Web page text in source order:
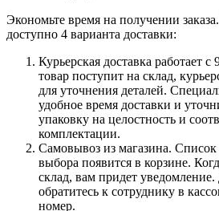
Экономьте время на получении
доступно 4 варианта доставки:
Курьерская доставка работает с
товар поступит на склад,
для уточнения деталей.
удобное время доставки и
упаковку на целостность и
комплектации.
Самовывоз из магазина. Список
выбора появится в корзине.
склад, вам придет уведомление.
обратитесь к сотруднику в
номер.